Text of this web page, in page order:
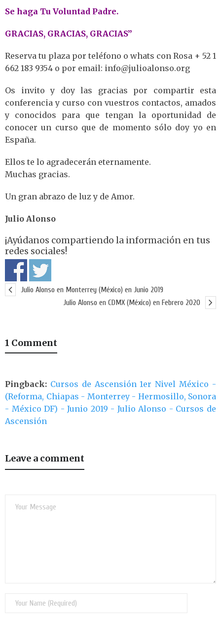
Se haga Tu Voluntad Padre.
GRACIAS, GRACIAS, GRACIAS”
Reserva tu plaza por teléfono o whats con Rosa + 52 1
662 183 9354 o por email: info@julioalonso.org
Os invito y doy las gracias por compartir esta
conferencia y curso con vuestros contactos, amados
y conocidos para que tengan la oportunidad de
conocer un curso que de momento sólo doy yo en
España.
Ellos te lo agradecerán eternamente.
Muchas gracias.
Un gran abrazo de luz y de Amor.
Julio Alonso
¡Ayúdanos compartiendo la información en tus
redes sociales!
Julio Alonso en Monterrey (México) en Junio 2019
Julio Alonso en CDMX (México) en Febrero 2020
1 Comment
Pingback: Cursos de Ascensión 1er Nivel México -
(Reforma, Chiapas - Monterrey - Hermosillo, Sonora
- México DF) - Junio 2019 - Julio Alonso - Cursos de
Ascensión
Leave a comment